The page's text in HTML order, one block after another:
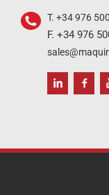
T. +34 976
F. +34 976